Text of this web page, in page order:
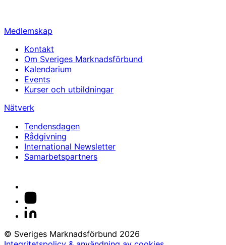
Medlemskap
Kontakt
Om Sveriges Marknadsförbund
Kalendarium
Events
Kurser och utbildningar
Nätverk
Tendensdagen
Rådgivning
International Newsletter
Samarbetspartners
© Sveriges Marknadsförbund 2026